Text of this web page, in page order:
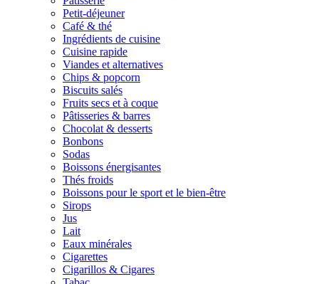
Petit-déjeuner
Café & thé
Ingrédients de cuisine
Cuisine rapide
Viandes et alternatives
Chips & popcorn
Biscuits salés
Fruits secs et à coque
Pâtisseries & barres
Chocolat & desserts
Bonbons
Sodas
Boissons énergisantes
Thés froids
Boissons pour le sport et le bien-être
Sirops
Jus
Lait
Eaux minérales
Cigarettes
Cigarillos & Cigares